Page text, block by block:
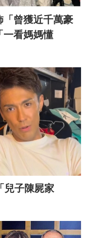
「曾獲近千萬豪
看媽媽懂
兒子陳屍家